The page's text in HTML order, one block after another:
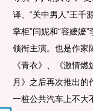
译、“关中男人”王千
掌柜”闫妮和“容嬷嬷”
领衔主演。也是作家
《青衣》、《激情燃
月》之后再次推出的
一桩公共汽车上不大